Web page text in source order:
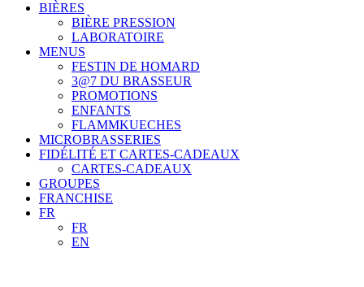
BIÈRES
BIÈRE PRESSION
LABORATOIRE
MENUS
FESTIN DE HOMARD
3@7 DU BRASSEUR
PROMOTIONS
ENFANTS
FLAMMKUECHES
MICROBRASSERIES
FIDÉLITÉ ET CARTES-CADEAUX
CARTES-CADEAUX
GROUPES
FRANCHISE
FR
FR
EN